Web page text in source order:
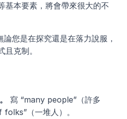
基本要素，將會帶來很大的不
論您是在探究還是在落力說服，
克制。
寫 “many people”（許多
（一堆人）。